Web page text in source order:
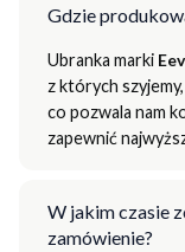
Gdzie
Ubranka marki
z których
co pozwala nam
zapewnić
W jakim czasie
zamówienie?